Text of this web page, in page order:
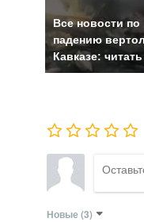
Все новости по
падению
Кавказе:
Новые (3)